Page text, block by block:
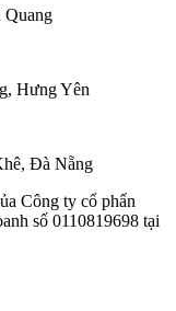
Quang
Hưng Yên
Đà Nẵng
Công ty cổ phẩn
số 0110819698 tại